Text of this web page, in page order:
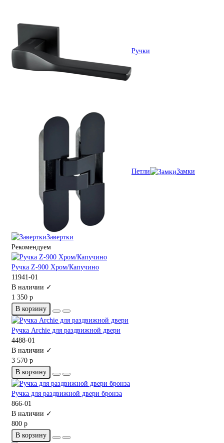
Ручки
Петли Замки
Завертки
Рекомендуем
Ручка Z-900 Хром/Капучино
11941-01
В наличии ✓
1 350 р
В корзину
Ручка Archie для раздвижной двери
4488-01
В наличии ✓
3 570 р
В корзину
Ручка для раздвижной двери бронза
866-01
В наличии ✓
800 р
В корзину